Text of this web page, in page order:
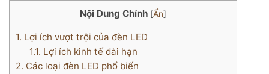
Nội Dung Chính [Ẩn]
1. Lợi ích vượt trội của đèn LED
1.1. Lợi ích kinh tế dài hạn
2. Các loại đèn LED phổ biến